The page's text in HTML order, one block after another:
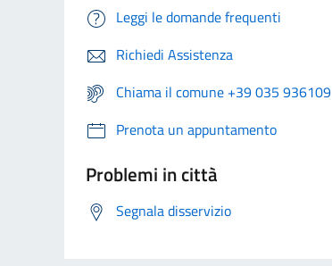
Leggi le domande frequenti
Richiedi Assistenza
Chiama il comune +39 035 936109
Prenota un appuntamento
Problemi in città
Segnala disservizio